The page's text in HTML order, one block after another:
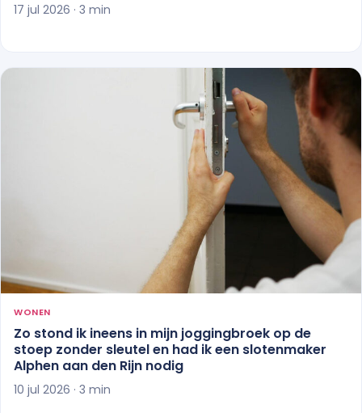
17 jul 2026 · 3 min
WONEN
Zo stond ik ineens in mijn joggingbroek op de
stoep zonder sleutel en had ik een slotenmaker
Alphen aan den Rijn nodig
10 jul 2026 · 3 min